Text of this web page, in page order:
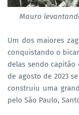
Mauro
Um dos maiores
conquistando o
delas sendo capitão
de agosto de 2023
construiu uma
pelo São Paulo,